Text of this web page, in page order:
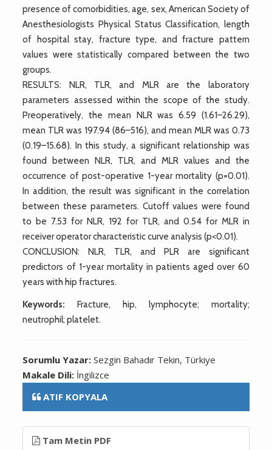
presence of comorbidities, age, sex, American Society of
Anesthesiologists Physical Status Classification, length
of hospital stay, fracture type, and fracture pattern
values were statistically compared between the two
groups.
RESULTS: NLR, TLR, and MLR are the laboratory
parameters assessed within the scope of the study.
Preoperatively, the mean NLR was 6.59 (1.61–26.29),
mean TLR was 197.94 (86–516), and mean MLR was 0.73
(0.19–15.68). In this study, a significant relationship was
found between NLR, TLR, and MLR values and the
occurrence of post-operative 1-year mortality (p=0.01).
In addition, the result was significant in the correlation
between these parameters. Cutoff values were found
to be 7.53 for NLR, 192 for TLR, and 0.54 for MLR in
receiver operator characteristic curve analysis (p<0.01).
CONCLUSION: NLR, TLR, and PLR are significant
predictors of 1-year mortality in patients aged over 60
years with hip fractures.
Keywords: Fracture, hip, lymphocyte; mortality;
neutrophil; platelet.
Sorumlu Yazar:Sezgin Bahadır Tekin, Türkiye
Makale Dili: İngilizce
ATIF KOPYALA
Tam Metin PDF